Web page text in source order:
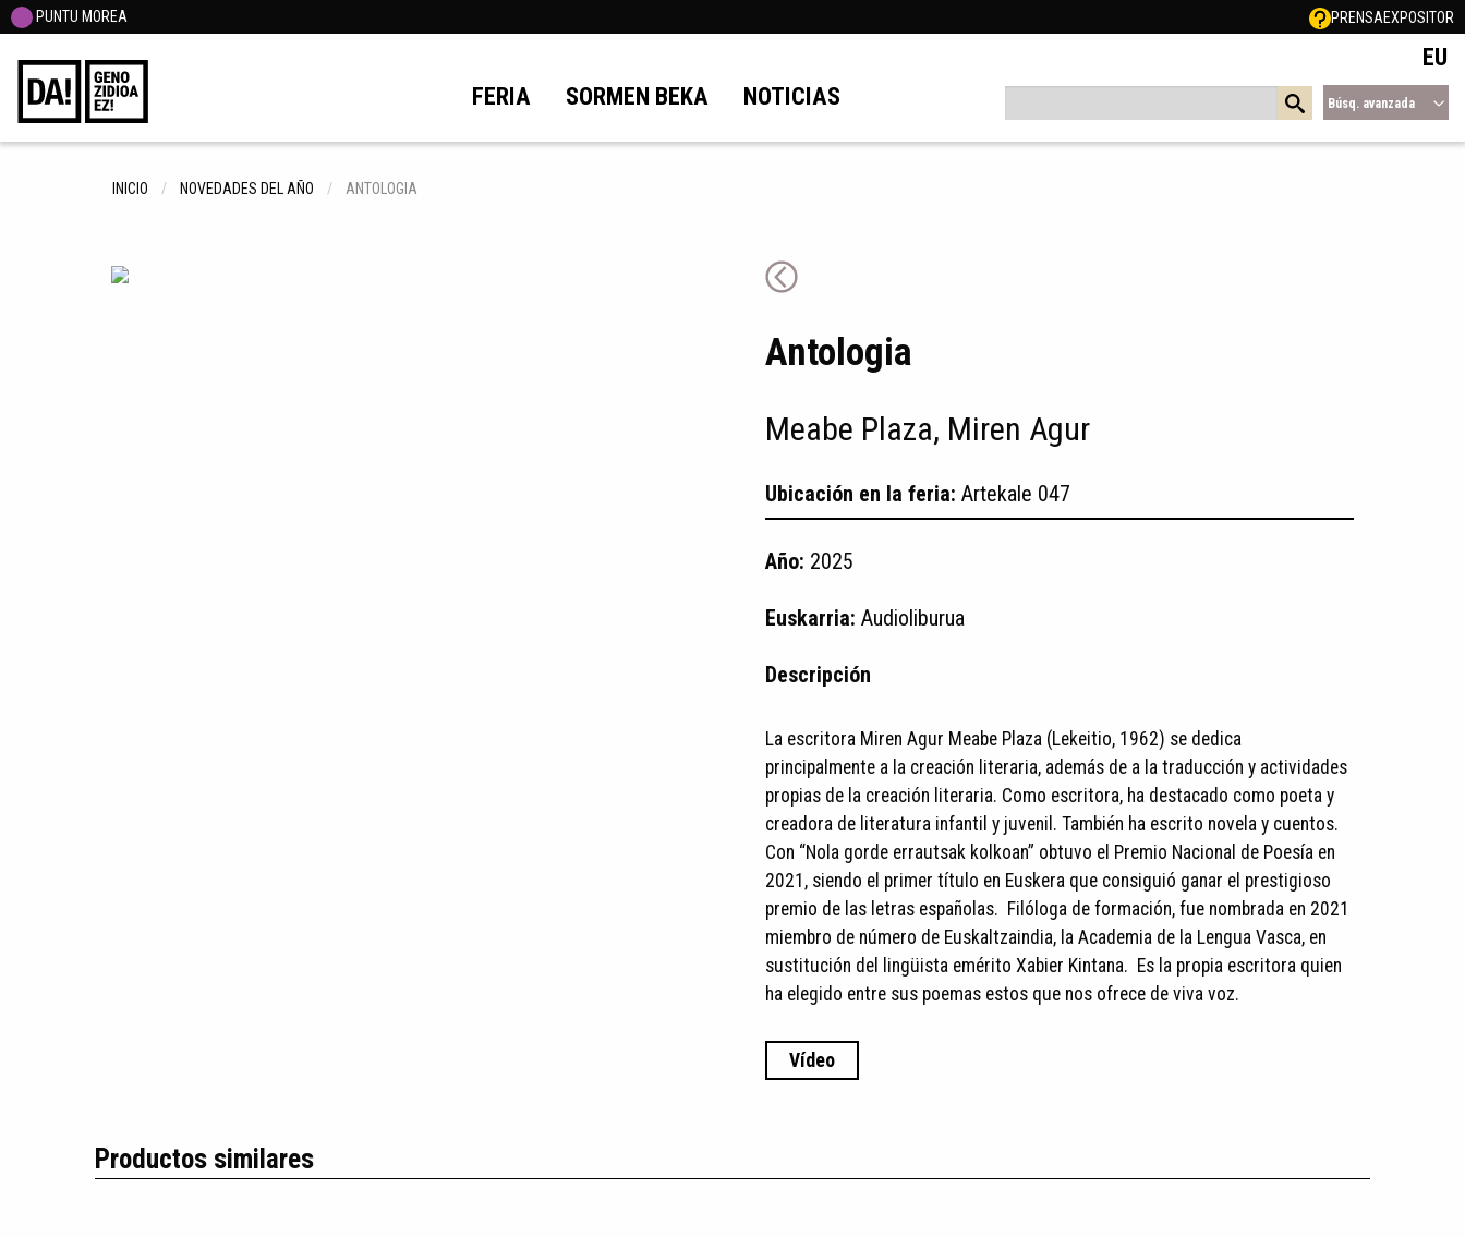
PUNTU MOREA PRENSAEXPOSITOR
FERIA SORMEN BEKA NOTICIAS
EU
Búsq. avanzada
INICIO NOVEDADES DEL AÑO ANTOLOGIA
Antologia
Meabe Plaza, Miren Agur
Ubicación en la feria: Artekale 047
Año: 2025
Euskarria: Audioliburua
Descripción
La escritora Miren Agur Meabe Plaza (Lekeitio, 1962) se dedica
principalmente a la creación literaria, además de a la traducción y actividades
propias de la creación literaria. Como escritora, ha destacado como poeta y
creadora de literatura infantil y juvenil. También ha escrito novela y cuentos.
Con “Nola gorde errautsak kolkoan” obtuvo el Premio Nacional de Poesía en
2021, siendo el primer título en Euskera que consiguió ganar el prestigioso
premio de las letras españolas. ​ Filóloga de formación, fue nombrada en 2021
miembro de número de Euskaltzaindia, la Academia de la Lengua Vasca, en
sustitución del lingüista emérito Xabier Kintana. ​ Es la propia escritora quien
ha elegido entre sus poemas estos que nos ofrece de viva voz.​
Vídeo
Productos similares